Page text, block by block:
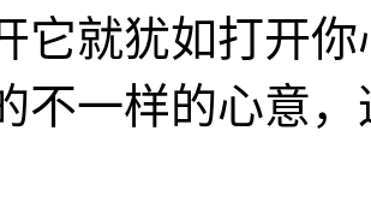
它就犹如打开
不一样的心意